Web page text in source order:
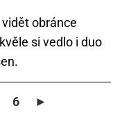
obránce
si vedlo i duo
6 ►